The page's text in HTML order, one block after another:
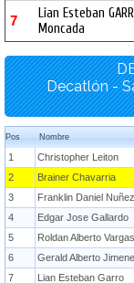
7
Lian Esteban
Moncada
Decatlón -
Pos Nombre
1 Christopher Leiton
2 Brainer Chavarria
3 Franklin Daniel Nuñez
4 Edgar Jose Gallardo
5 Roldan Alberto Vargas
6 Gerald Alberto
7 Lian Esteban Garro